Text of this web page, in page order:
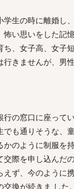
学生の時に離婚し
怖い思いをした記
、女子高、女子
行きませんが、男
行の窓口に座って
も通りそうな、
かのように制服を
交際を申し込んだ
えず、今のように
換が続きま した。